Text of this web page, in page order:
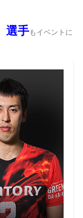
手もイベントに